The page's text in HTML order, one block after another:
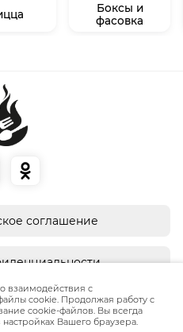
Боксы и
фасовка
соглашение
взаимодействия с
cookie. Продолжая работу с
cookie-файлов. Вы всегда
Вашего браузера.